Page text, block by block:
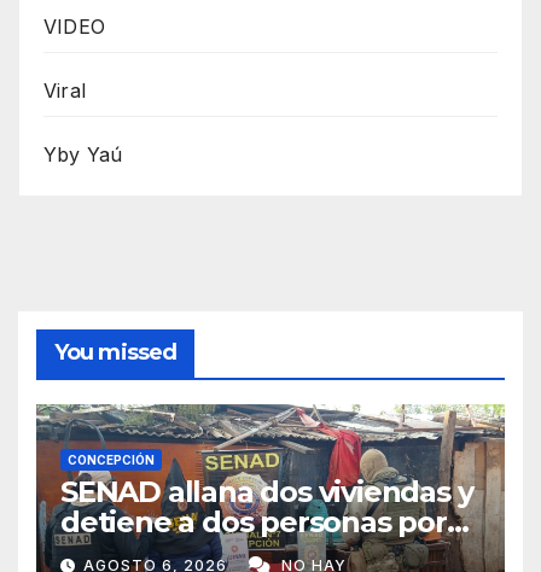
VIDEO
Viral
Yby Yaú
You missed
CONCEPCIÓN
SENAD allana dos viviendas y
detiene a dos personas por
presunto microtráfico en
AGOSTO 6, 2026 NO HAY